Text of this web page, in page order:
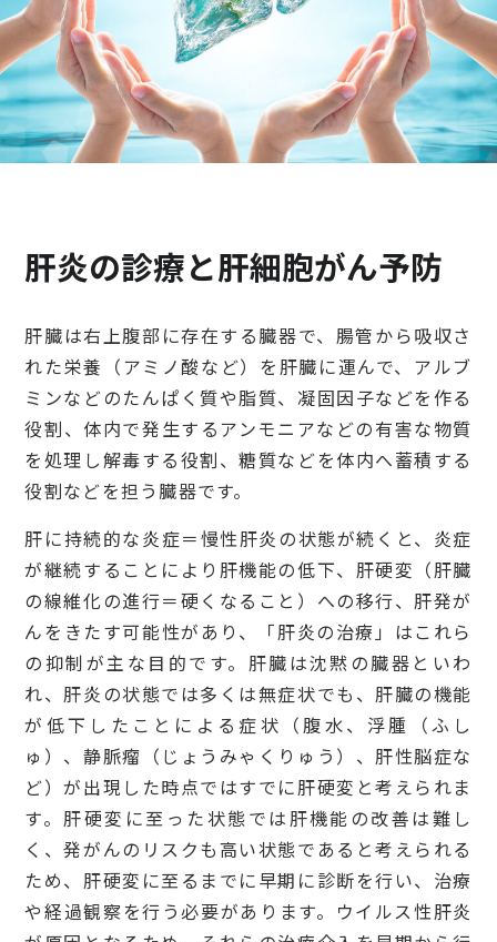
出産・子ども
病院の機能と役割
肝炎の診療と肝細胞がん予防
肝臓は右上腹部に存在する臓器で、腸管から吸収さ
れた栄養（アミノ酸など）を肝臓に運んで、アルブ
ミンなどのたんぱく質や脂質、凝固因子などを作る
役割、体内で発生するアンモニアなどの有害な物質
を処理し解毒する役割、糖質などを体内へ蓄積する
役割などを担う臓器です。
肝に持続的な炎症＝慢性肝炎の状態が続くと、炎症
が継続することにより肝機能の低下、肝硬変（肝臓
の線維化の進行＝硬くなること）への移行、肝発が
んをきたす可能性があり、「肝炎の治療」はこれら
の抑制が主な目的です。肝臓は沈黙の臓器といわ
れ、肝炎の状態では多くは無症状でも、肝臓の機能
が低下したことによる症状（腹水、浮腫（ふし
ゅ）、静脈瘤（じょうみゃくりゅう）、肝性脳症な
ど）が出現した時点ではすでに肝硬変と考えられま
す。肝硬変に至った状態では肝機能の改善は難し
く、発がんのリスクも高い状態であると考えられる
ため、肝硬変に至るまでに早期に診断を行い、治療
や経過観察を行う必要があります。ウイルス性肝炎